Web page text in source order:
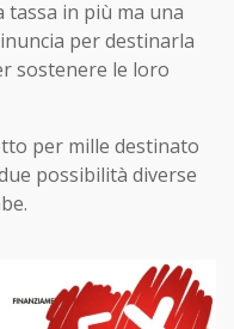
tassa in più ma una
per destinarla
sostenere le loro
per mille destinato
possibilità diverse